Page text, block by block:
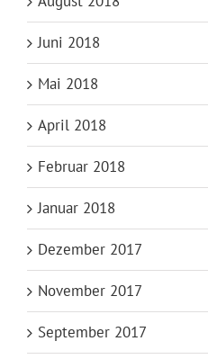
Juni 2018
Mai 2018
April 2018
Februar 2018
Januar 2018
Dezember 2017
November 2017
September 2017